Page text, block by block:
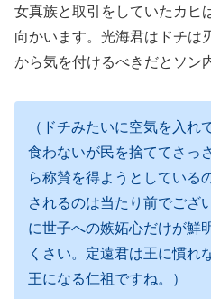
女真族と取引をしていたカヒ
向かいます。光海君はドチは
から気を付けるべきだとソン
（ドチみたいに空気を入れ
食わないが民を捨ててさっ
ら称賛を得ようとしている
されるのは当たり前でござ
に世子への嫉妬心だけが鮮
くさい。定遠君は王に慣れ
王になる仁祖ですね。）